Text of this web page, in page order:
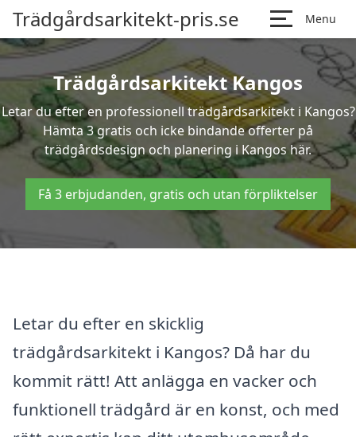
Trädgårdsarkitekt-pris.se Menu
Trädgårdsarkitekt Kangos
Letar du efter en professionell trädgårdsarkitekt i Kangos?
Hämta 3 gratis och icke bindande offerter på
trädgårdsdesign och planering i Kangos här.
Få 3 erbjudanden, gratis och utan förpliktelser
Letar du efter en skicklig
trädgårdsarkitekt i Kangos? Då har du
kommit rätt! Att anlägga en vacker och
funktionell trädgård är en konst, och med